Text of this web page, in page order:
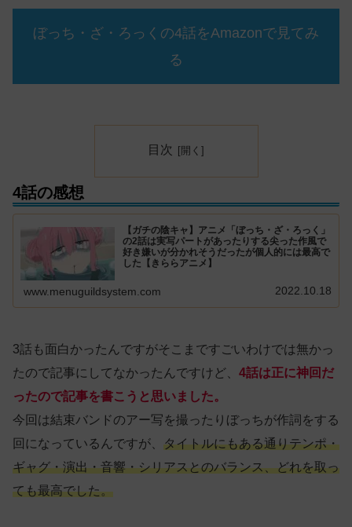
ぼっち・ざ・ろっくの4話をAmazonで見てみ
る
目次
4話の感想
【ガチの陰キャ】アニメ「ぼっち・ざ・ろっく」
の2話は実写パートがあったりする尖った作風で
好き嫌いが分かれそうだったが個人的には最高で
した【きららアニメ】
www.menuguildsystem.com 2022.10.18
3話も面白かったんですがそこまですごいわけでは無かっ
たので記事にしてなかったんですけど、 4話は正に神回だ
ったので記事を書こうと思いました。
今回は結束バンドのアー写を撮ったりぼっちが作詞をする
回になっているんですが、 タイトルにもある通りテンポ・
ギャグ・演出・音響・シリアスとのバランス、どれを取っ
ても最高でした。